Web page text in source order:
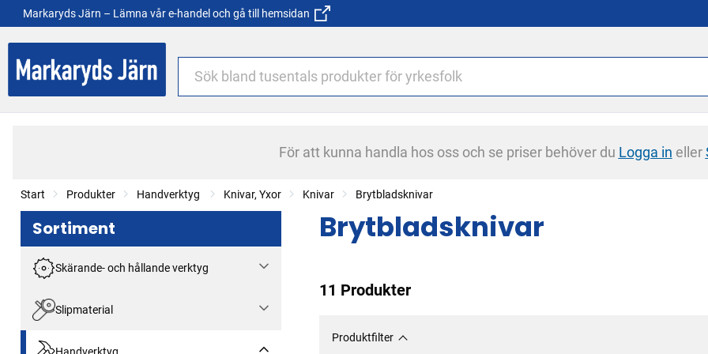
Markaryds Järn – Lämna vår e-handel och gå till hemsidan
För att kunna handla hos oss och se priser behöver du Logga in eller
Start Produkter Handverktyg Knivar, Yxor Knivar Brytbladsknivar
Sortiment
Skärande- och hållande verktyg
Slipmaterial
Brytbladsknivar
11 Produkter
Produktfilter